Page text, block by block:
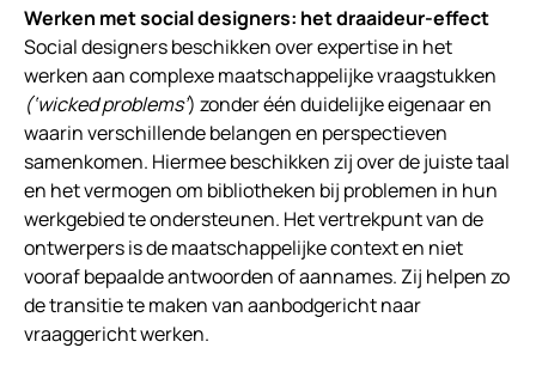
Werken met social designers: het draaideur-effect
Social designers beschikken over expertise in het
werken aan complexe maatschappelijke vraagstukken
(‘wicked problems’) zonder één duidelijke eigenaar en
waarin verschillende belangen en perspectieven
samenkomen. Hiermee beschikken zij over de juiste taal
en het vermogen om bibliotheken bij problemen in hun
werkgebied te ondersteunen. Het vertrekpunt van de
ontwerpers is de maatschappelijke context en niet
vooraf bepaalde antwoorden of aannames. Zij helpen zo
de transitie te maken van aanbodgericht naar
vraaggericht werken.